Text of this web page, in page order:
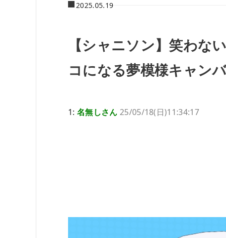
2025.05.19
【シャニソン】笑わな
コになる夢模様キャン
1: 名無しさん 25/05/18(日)11:34:17